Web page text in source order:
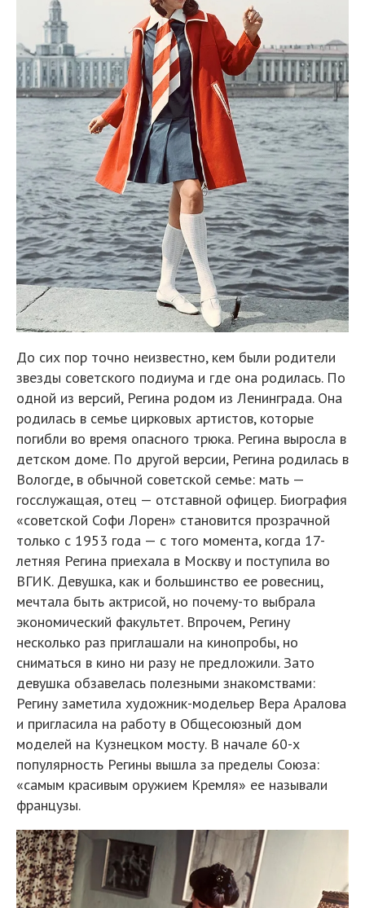
До сих пор точно неизвестно, кем были родители
звезды советского подиума и где она родилась. По
одной из версий, Регина родом из Ленинграда. Она
родилась в семье цирковых артистов, которые
погибли во время опасного трюка. Регина выросла в
детском доме. По другой версии, Регина родилась в
Вологде, в обычной советской семье: мать —
госслужащая, отец — отставной офицер. Биография
«советской Софи Лорен» становится прозрачной
только с 1953 года — с того момента, когда 17-
летняя Регина приехала в Москву и поступила во
ВГИК. Девушка, как и большинство ее ровесниц,
мечтала быть актрисой, но почему-то выбрала
экономический факультет. Впрочем, Регину
несколько раз приглашали на кинопробы, но
сниматься в кино ни разу не предложили. Зато
девушка обзавелась полезными знакомствами:
Регину заметила художник-модельер Вера Аралова
и пригласила на работу в Общесоюзный дом
моделей на Кузнецком мосту. В начале 60-х
популярность Регины вышла за пределы Союза:
«самым красивым оружием Кремля» ее называли
французы.